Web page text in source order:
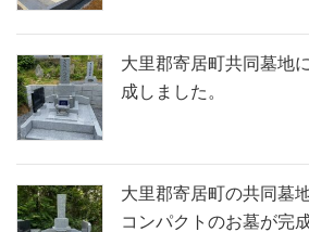
大里郡寄居町共同墓地
成しました。
大里郡寄居町の共同墓
コンパクトのお墓が完